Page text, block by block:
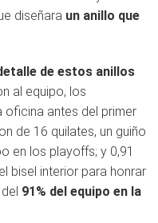
diseñara un anillo que
de estos anillos
al equipo, los
oficina antes del primer
de 16 quilates, un guiño
en los playoffs; y 0,91
bisel interior para honrar
91% del equipo en la